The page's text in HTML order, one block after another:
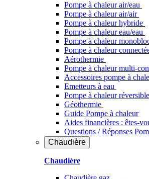
Pompe à chaleur air/eau
Pompe à chaleur air/air
Pompe à chaleur hybride
Pompe à chaleur​ eau/eau
Pompe à chaleur
Pompe à chaleur
Aérothermie
Pompe à chaleur multi-
Accessoires pompe à
Emetteurs à eau
Pompe à chaleur réversible
Géothermie
Guide Pompe à chaleur
Aides financières : êtes-
Questions / Réponses
Chaudière
Chaudière